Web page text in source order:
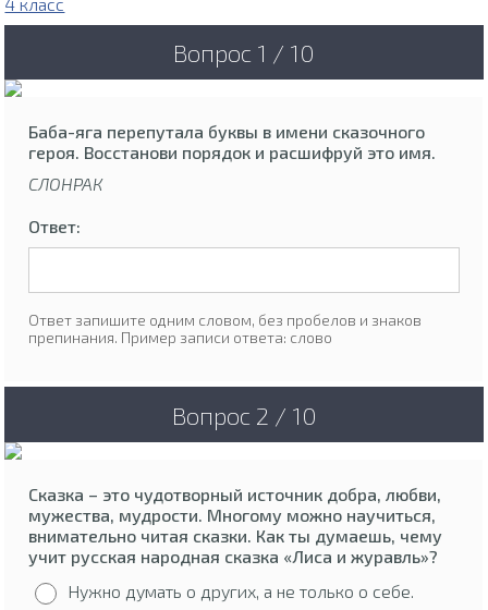
Вопрос 1 / 10
Баба-яга перепутала буквы в имени сказочного
героя. Восстанови порядок и расшифруй это имя.
СЛОНРАК
Ответ:
Ответ запишите одним словом, без пробелов и знаков
препинания. Пример записи ответа: слово
Вопрос 2 / 10
Сказка – это чудотворный источник добра, любви,
мужества, мудрости. Многому можно научиться,
внимательно читая сказки. Как ты думаешь, чему
учит русская народная сказка «Лиса и журавль»?
Нужно думать о других, а не только о себе.